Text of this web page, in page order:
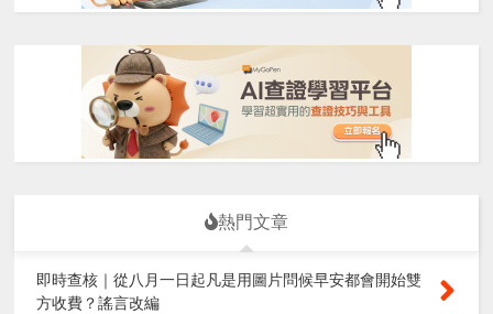
熱門文章
即時查核｜從八月一日起凡是用圖片問候早安都會開始雙
方收費？謠言改編